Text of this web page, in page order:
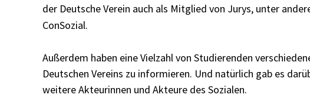
der Deutsche Verein auch als Mitglied von Jurys, unter
ConSozial.
Außerdem haben eine Vielzahl von Studierenden
Deutschen Vereins zu informieren. Und natürlich gab es
weitere Akteurinnen und Akteure des Sozialen.